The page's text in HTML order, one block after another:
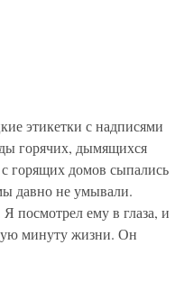
этикетки с надписями
горячих, дымящихся
горящих домов сыпались
давно не умывали.
посмотрел ему в глаза, и
минуту жизни. Он